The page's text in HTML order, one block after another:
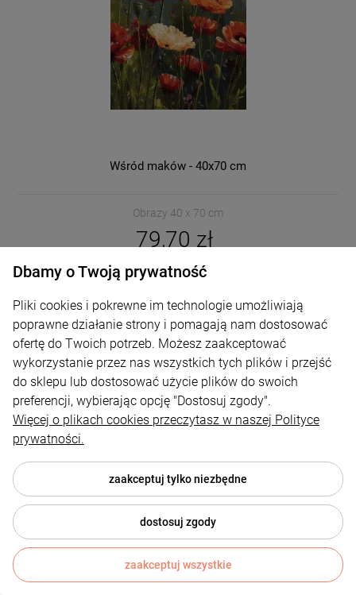
Wśród maków - 40x70 cm
Obrazy 40 x 70 cm
79,70 zł
DO KOSZYKA
Dbamy o Twoją prywatność
Pliki cookies i pokrewne im technologie umożliwiają
poprawne działanie strony i pomagają nam dostosować
ofertę do Twoich potrzeb. Możesz zaakceptować
wykorzystanie przez nas wszystkich tych plików i przejść
do sklepu lub dostosować użycie plików do swoich
preferencji, wybierając opcję "Dostosuj zgody".
Więcej o plikach cookies przeczytasz w naszej Polityce
prywatności.
zaakceptuj tylko niezbędne
dostosuj zgody
zaakceptuj wszystkie